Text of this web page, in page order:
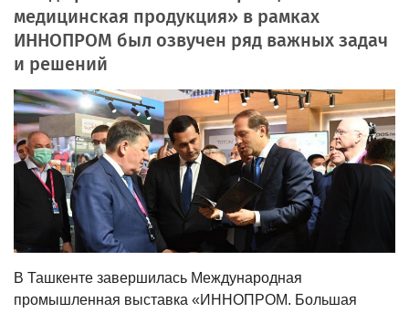
медицинская продукция» в рамках
ИННОПРОМ был озвучен ряд важных задач
и решений
В Ташкенте завершилась Международная
промышленная выставка «ИННОПРОМ. Большая